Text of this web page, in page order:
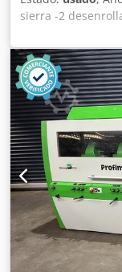
sierra -2
Dodozrt E Ijpfx
manual